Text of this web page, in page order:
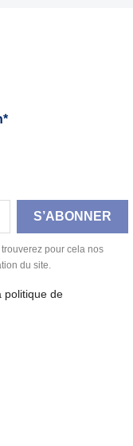
pour cela nos
du site.
politique de